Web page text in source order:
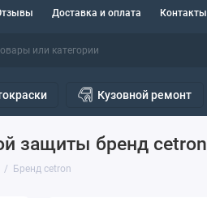
Доставка и оплата Контакты
Кузовной ремонт
защиты бренд cetron
Бренд cetron